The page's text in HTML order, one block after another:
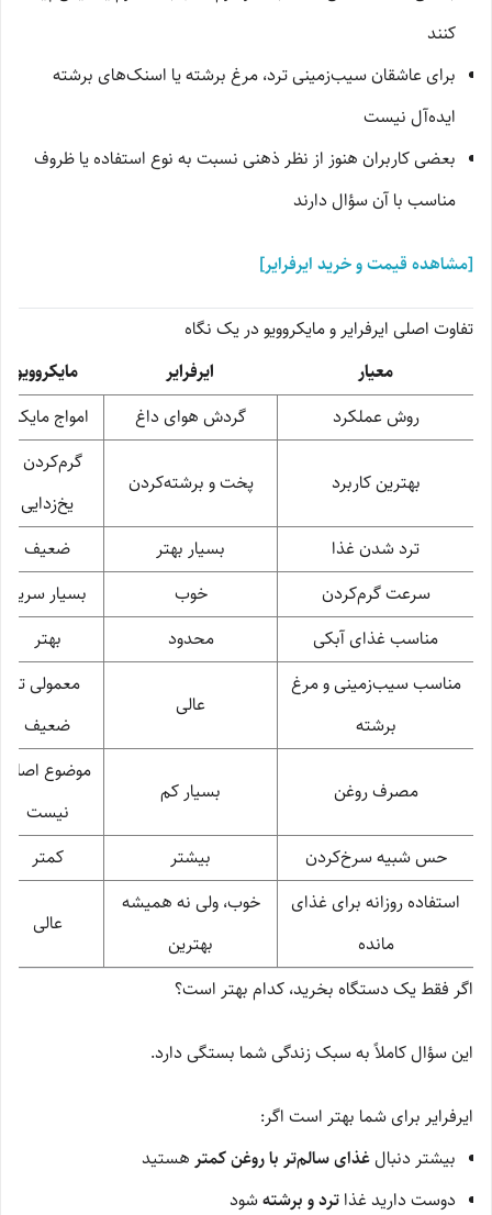
کنند
برای عاشقان سیب‌زمینی ترد، مرغ برشته یا اسنک‌های برشته
ایده‌آل نیست
بعضی کاربران هنوز از نظر ذهنی نسبت به نوع استفاده یا ظروف
مناسب با آن سؤال دارند
[مشاهده قیمت و خرید ایرفرایر]
تفاوت اصلی ایرفرایر و مایکروویو در یک نگاه
معیار
ایرفرایر
مایکروویو
روش عملکرد
گردش هوای داغ امواج مایکرو
بهترین کاربرد پخت و برشته‌کردن
گرم‌کردن و
یخ‌زدایی
ترد شدن غذا
بسیار بهتر
ضعیف
سرعت گرم‌کردن
خوب
بسیار سریع
مناسب غذای آبکی
محدود
بهتر
مناسب سیب‌زمینی و مرغ
برشته
عالی
معمولی تا
ضعیف
مصرف روغن بسیار کم
موضوع اصلی
نیست
حس شبیه سرخ‌کردن
بیشتر
کمتر
استفاده روزانه برای غذای
مانده
خوب، ولی نه همیشه
بهترین
عالی
اگر فقط یک دستگاه بخرید، کدام بهتر است؟
این سؤال کاملاً به سبک زندگی شما بستگی دارد.
ایرفرایر برای شما بهتر است اگر:
بیشتر دنبالغذای سالم‌تر با روغن کمتر هستید
دوست دارید غذا ترد و برشتهشود